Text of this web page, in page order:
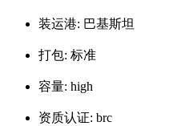
装运港: 巴基斯坦
打包: 标准
容量: high
资质认证: brc